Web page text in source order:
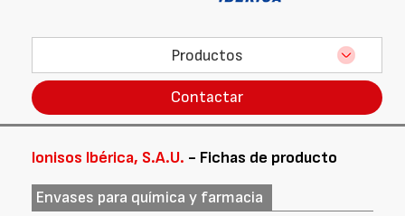
Productos
Contactar
Ionisos Ibérica, S.A.U. - Fichas de producto
Envases para química y farmacia